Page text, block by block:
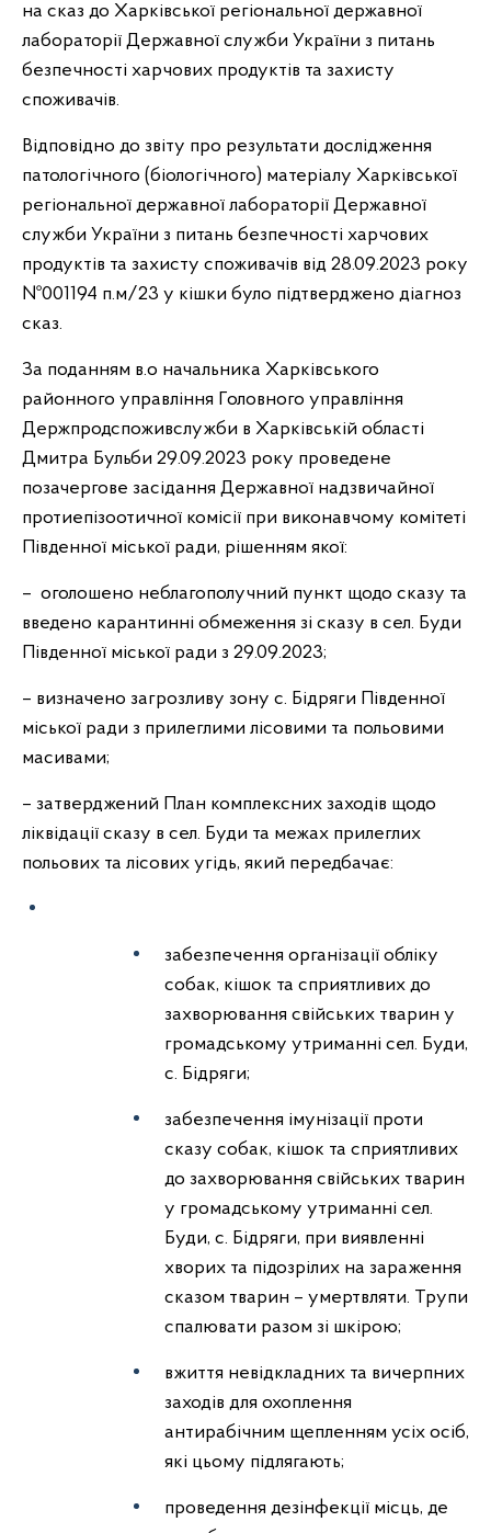
на сказ до Харківської регіональної державної
лабораторії Державної служби України з питань
безпечності харчових продуктів та захисту
споживачів.
Відповідно до звіту про результати дослідження
патологічного (біологічного) матеріалу Харківської
регіональної державної лабораторії Державної
служби України з питань безпечності харчових
продуктів та захисту споживачів від 28.09.2023 року
№001194 п.м/23 у кішки було підтверджено діагноз
сказ.
За поданням в.о начальника Харківського
районного управління Головного управління
Держпродспоживслужби в Харківській області
Дмитра Бульби 29.09.2023 року проведене
позачергове засідання Державної надзвичайної
протиепізоотичної комісії при виконавчому комітеті
Південної міської ради, рішенням якої:
– оголошено неблагополучний пункт щодо сказу та
введено карантинні обмеження зі сказу в сел. Буди
Південної міської ради з 29.09.2023;
– визначено загрозливу зону с. Бідряги Південної
міської ради з прилеглими лісовими та польовими
масивами;
– затверджений План комплексних заходів щодо
ліквідації сказу в сел. Буди та межах прилеглих
польових та лісових угідь, який передбачає:
забезпечення організації обліку
собак, кішок та сприятливих до
захворювання свійських тварин у
громадському утриманні сел. Буди,
с. Бідряги;
забезпечення імунізації проти
сказу собак, кішок та сприятливих
до захворювання свійських тварин
у громадському утриманні сел.
Буди, с. Бідряги, при виявленні
хворих та підозрілих на зараження
сказом тварин – умертвляти. Трупи
спалювати разом зі шкірою;
вжиття невідкладних та вичерпних
заходів для охоплення
антирабічним щепленням усіх осіб,
які цьому підлягають;
проведення дезінфекції місць, де